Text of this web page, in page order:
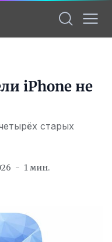
iPhone не
старых
1 мин.